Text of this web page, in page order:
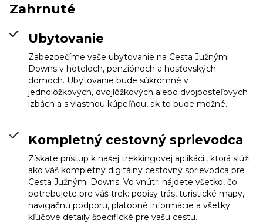
Zahrnuté
Ubytovanie
Zabezpečíme vaše ubytovanie na Cesta Južnými
Downs v hoteloch, penziónoch a hosťovských
domoch. Ubytovanie bude súkromné v
jednolôžkových, dvojlôžkových alebo dvojposteľových
izbách a s vlastnou kúpeľňou, ak to bude možné.
Kompletný cestovný sprievodca
Získate prístup k našej trekkingovej aplikácii, ktorá slúži
ako váš kompletný digitálny cestovný sprievodca pre
Cesta Južnými Downs. Vo vnútri nájdete všetko, čo
potrebujete pre váš trek: popisy trás, turistické mapy,
navigačnú podporu, platobné informácie a všetky
kľúčové detaily špecifické pre vašu cestu.